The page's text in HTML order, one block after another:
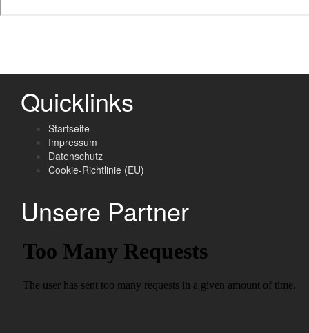
Quicklinks
Startseite
Impressum
Datenschutz
Cookie-Richtlinie (EU)
Unsere Partner